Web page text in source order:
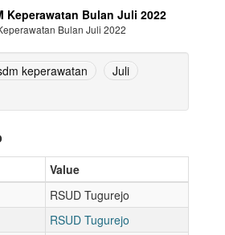
Keperawatan Bulan Juli 2022
Bulan Juli 2022
keperawatan
Juli
Value
RSUD Tugurejo
RSUD Tugurejo